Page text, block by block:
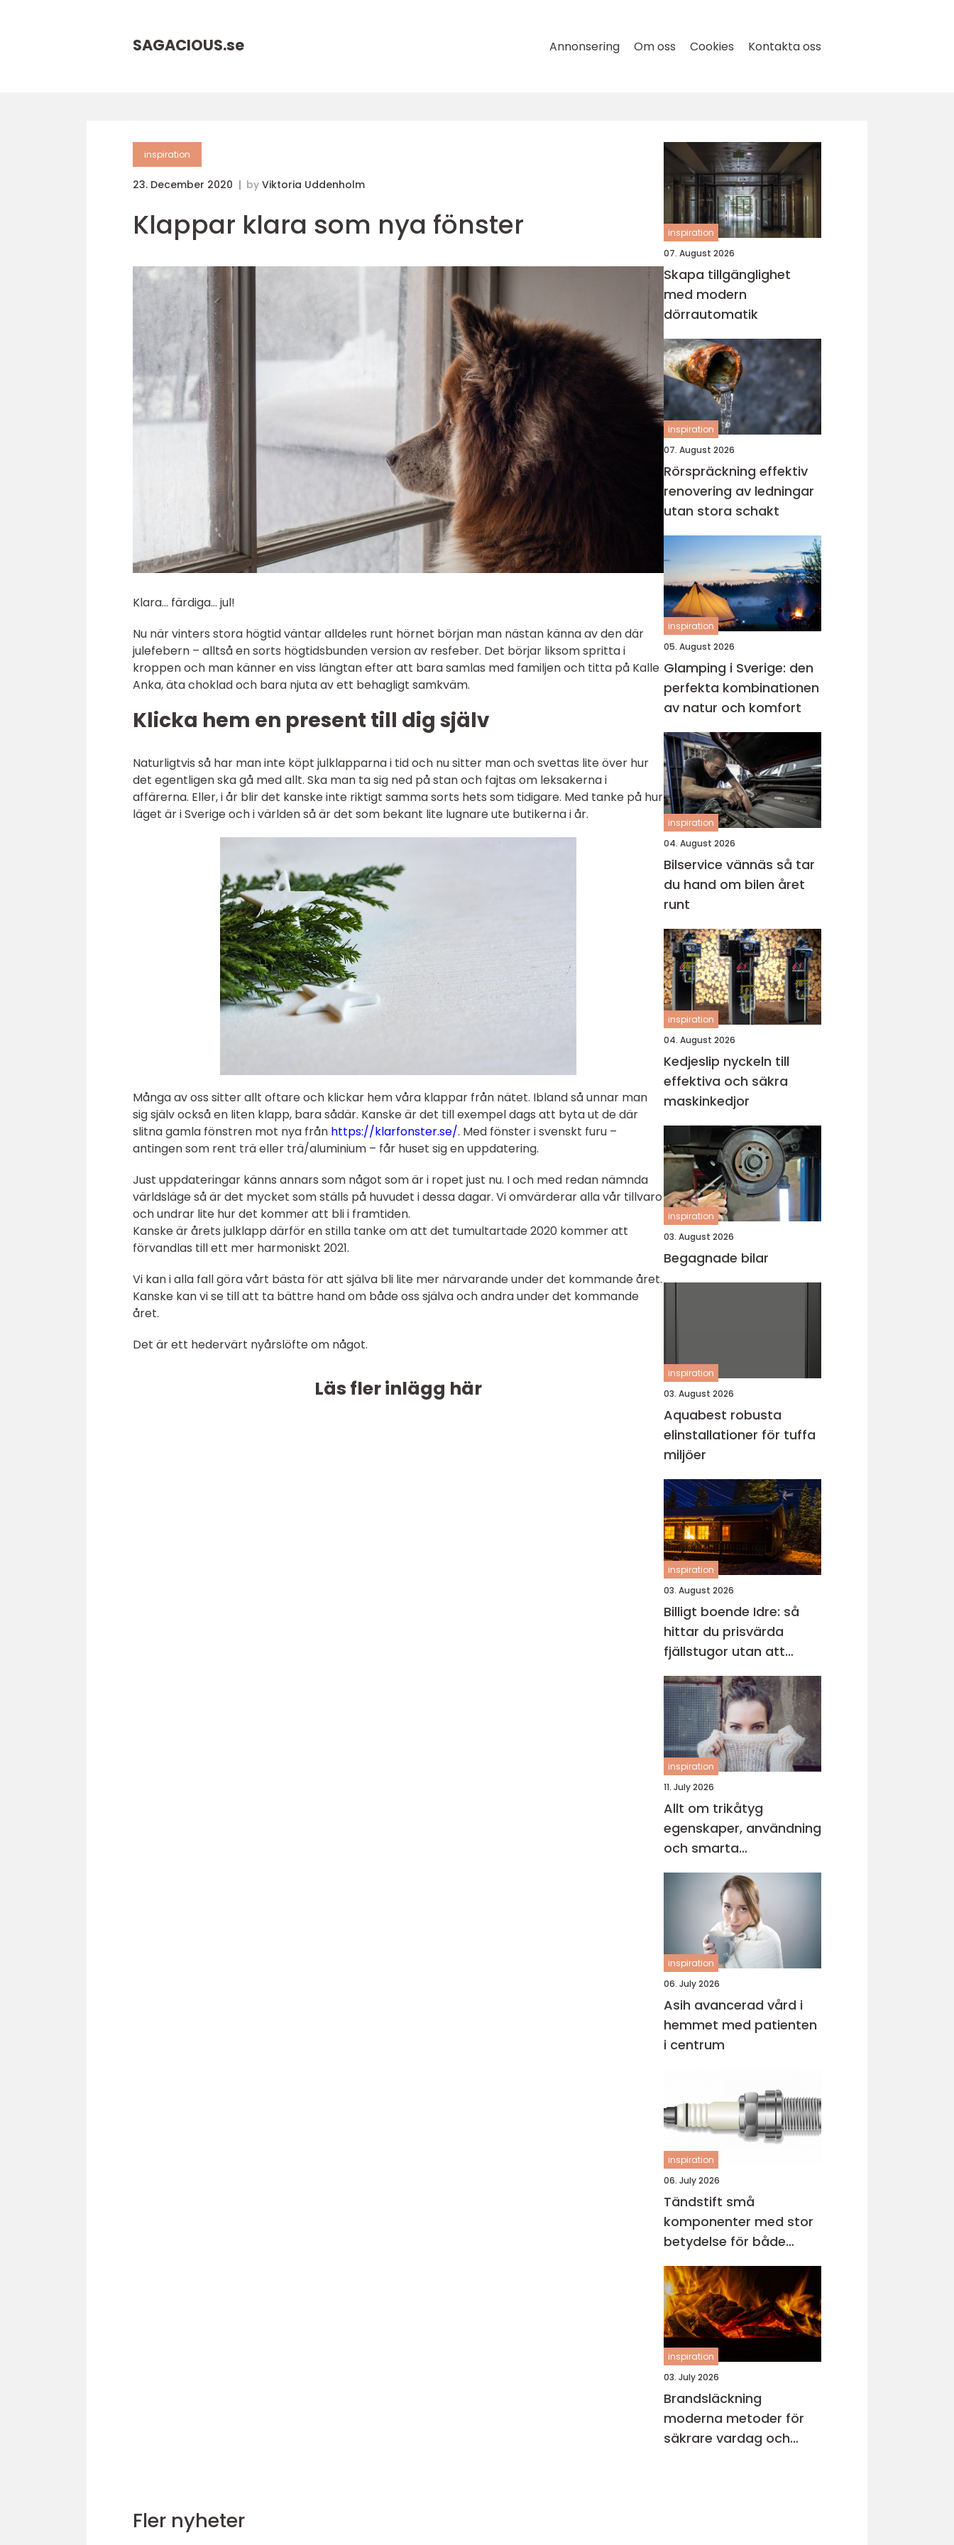
SAGACIOUS.se Annonsering Om oss Cookies Kontakta oss
inspiration
23. December 2020 by Viktoria Uddenholm
Klappar klara som nya fönster
Klara… färdiga… jul!
Nu när vinters stora högtid väntar alldeles runt hörnet början man nästan känna av den där
julefebern – alltså en sorts högtidsbunden version av resfeber. Det börjar liksom spritta i
kroppen och man känner en viss längtan efter att bara samlas med familjen och titta på Kalle
Anka, äta choklad och bara njuta av ett behagligt samkväm.
Klicka hem en present till dig själv
Naturligtvis så har man inte köpt julklapparna i tid och nu sitter man och svettas lite över hur
det egentligen ska gå med allt. Ska man ta sig ned på stan och fajtas om leksakerna i
affärerna. Eller, i år blir det kanske inte riktigt samma sorts hets som tidigare. Med tanke på hur
läget är i Sverige och i världen så är det som bekant lite lugnare ute butikerna i år.
Många av oss sitter allt oftare och klickar hem våra klappar från nätet. Ibland så unnar man
sig själv också en liten klapp, bara sådär. Kanske är det till exempel dags att byta ut de där
slitna gamla fönstren mot nya från https://klarfonster.se/. Med fönster i svenskt furu –
antingen som rent trä eller trä/aluminium – får huset sig en uppdatering.
Just uppdateringar känns annars som något som är i ropet just nu. I och med redan nämnda
världsläge så är det mycket som ställs på huvudet i dessa dagar. Vi omvärderar alla vår tillvaro
och undrar lite hur det kommer att bli i framtiden.
Kanske är årets julklapp därför en stilla tanke om att det tumultartade 2020 kommer att
förvandlas till ett mer harmoniskt 2021.
Vi kan i alla fall göra vårt bästa för att själva bli lite mer närvarande under det kommande året.
Kanske kan vi se till att ta bättre hand om både oss själva och andra under det kommande
året.
Det är ett hedervärt nyårslöfte om något.
Läs fler inlägg här
inspiration
07. August 2026
Skapa tillgänglighet
med modern
dörrautomatik
inspiration
07. August 2026
Rörspräckning effektiv
renovering av ledningar
utan stora schakt
inspiration
05. August 2026
Glamping i Sverige: den
perfekta kombinationen
av natur och komfort
inspiration
04. August 2026
Bilservice vännäs så tar
du hand om bilen året
runt
inspiration
04. August 2026
Kedjeslip nyckeln till
effektiva och säkra
maskinkedjor
inspiration
03. August 2026
Begagnade bilar
inspiration
03. August 2026
Aquabest robusta
elinstallationer för tuffa
miljöer
inspiration
03. August 2026
Billigt boende Idre: så
hittar du prisvärda
fjällstugor utan att
kompromissa på
upplevelsen
inspiration
11. July 2026
Allt om trikåtyg
egenskaper, användning
och smarta
sömnadstips
inspiration
06. July 2026
Asih avancerad vård i
hemmet med patienten
i centrum
inspiration
06. July 2026
Tändstift små
komponenter med stor
betydelse för både
motor och miljö
inspiration
03. July 2026
Brandsläckning
moderna metoder för
säkrare vardag och
Fler nyheter